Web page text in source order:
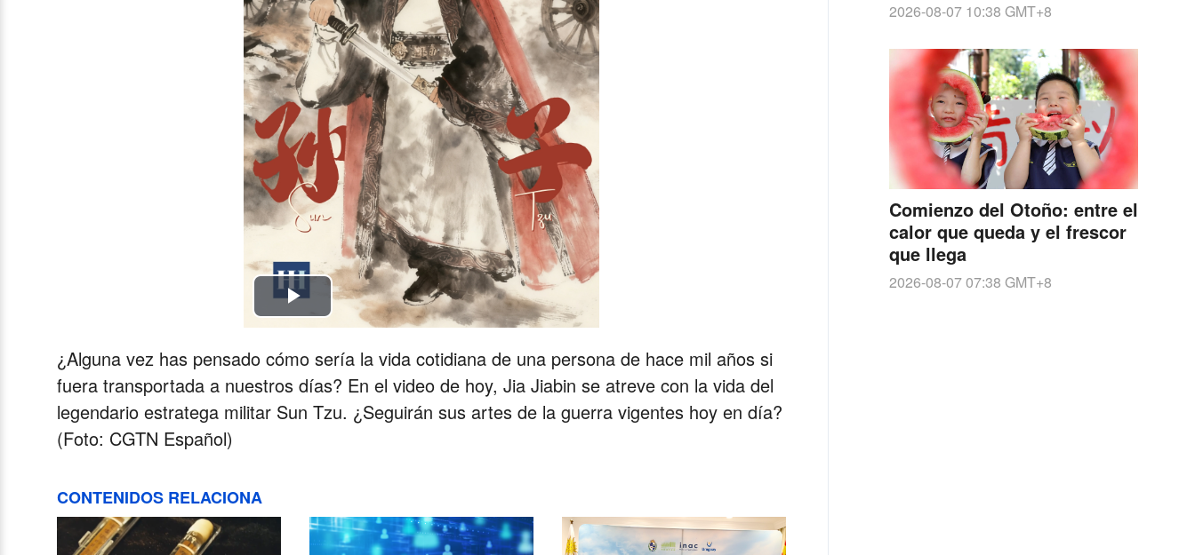
Play
Video
¿Alguna vez has pensado cómo sería la vida cotidiana de una persona de hace mil años si
fuera transportada a nuestros días? En el video de hoy, Jia Jiabin se atreve con la vida del
legendario estratega militar Sun Tzu. ¿Seguirán sus artes de la guerra vigentes hoy en día?
(Foto: CGTN Español)
CONTENIDOS RELACIONA
2026-08-07 10:38 GMT+8
Comienzo del Otoño: entre el
calor que queda y el frescor
que llega
2026-08-07 07:38 GMT+8